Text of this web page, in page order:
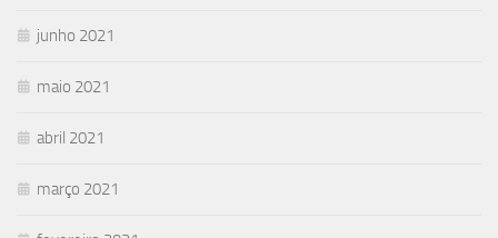
junho 2021
maio 2021
abril 2021
março 2021